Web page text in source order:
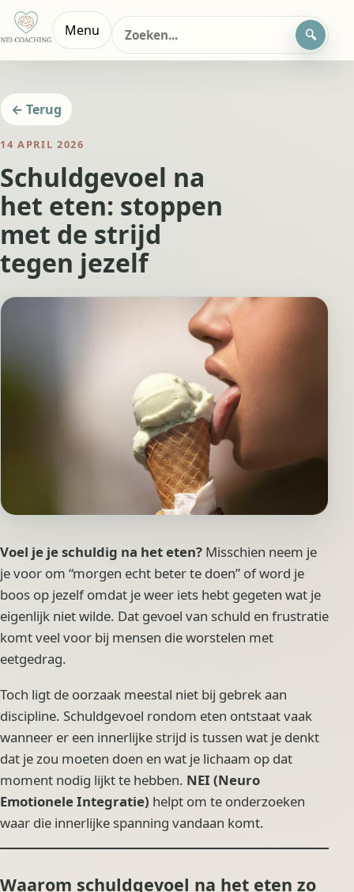
Menu
Zoeken
naar:
← Terug
14 APRIL 2026
Schuldgevoel na
het eten: stoppen
met de strijd
tegen jezelf
Voel je je schuldig na het eten? Misschien neem je
je voor om “morgen echt beter te doen” of word je
boos op jezelf omdat je weer iets hebt gegeten wat je
eigenlijk niet wilde. Dat gevoel van schuld en frustratie
komt veel voor bij mensen die worstelen met
eetgedrag.
Toch ligt de oorzaak meestal niet bij gebrek aan
discipline. Schuldgevoel rondom eten ontstaat vaak
wanneer er een innerlijke strijd is tussen wat je denkt
dat je zou moeten doen en wat je lichaam op dat
moment nodig lijkt te hebben. NEI (Neuro
Emotionele Integratie) helpt om te onderzoeken
waar die innerlijke spanning vandaan komt.
Waarom schuldgevoel na het eten zo